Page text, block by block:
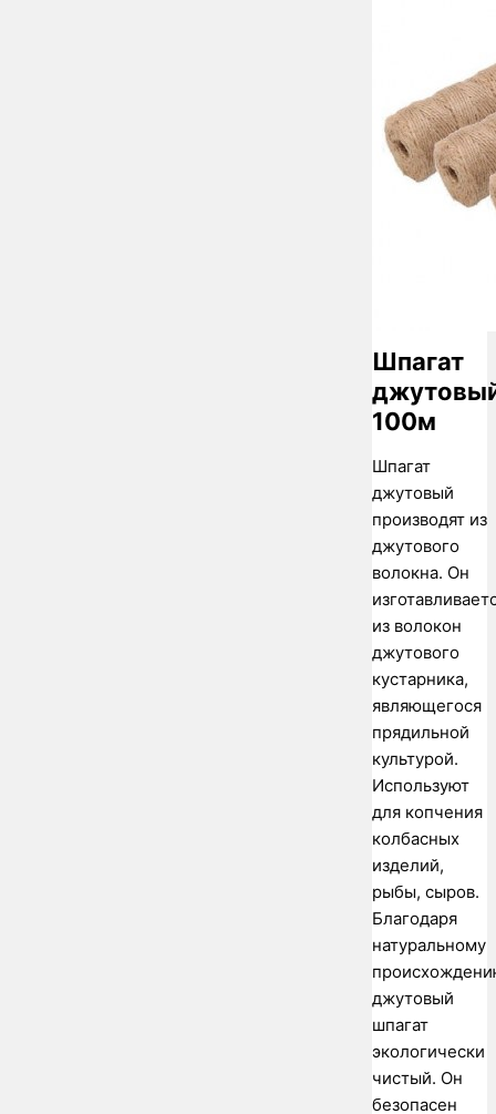
Шпагат
100м
Шпагат
джутовый
производят из
джутового
волокна. Он
из волокон
джутового
кустарника,
являющегося
прядильной
культурой.
Используют
для копчения
колбасных
изделий,
рыбы, сыров.
Благодаря
натуральному
джутовый
шпагат
экологически
чистый. Он
безопасен